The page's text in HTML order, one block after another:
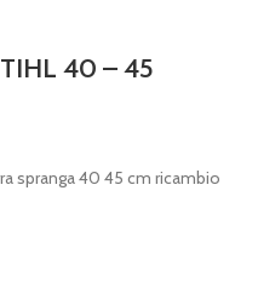
40 – 45
spranga 40 45 cm ricambio